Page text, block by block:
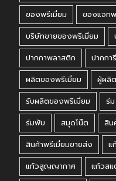
ของพรีเมี่ยม
ของแจก
บริษัทขายของพรีเมี่ยม
ปากกาพลาสติก
ปากกา
ผลิตของพรีเมี่ยม
ผู้ผลิ
รับผลิตของพรีเมี่ยม
ร่ม
ร่มพับ
สมุดโน๊ต สิน
สินค้าพรีเมี่ยมขายส่ง
แ
แก้วสูญญากาศ
แก้วสแ